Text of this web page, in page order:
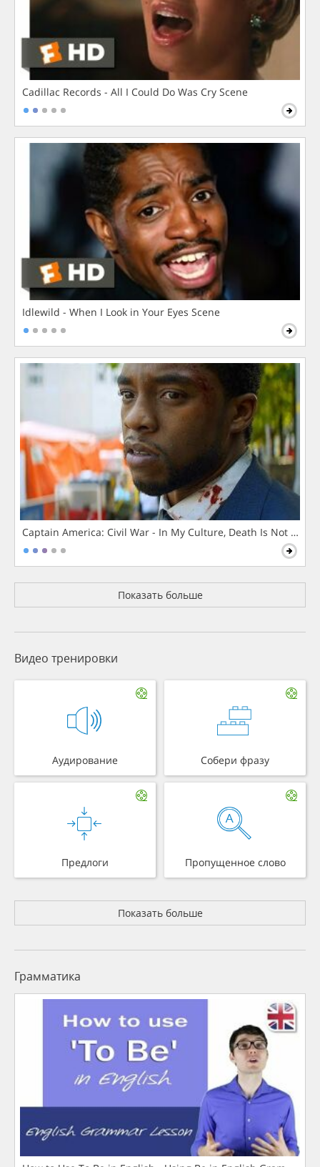
Cadillac Records - All I Could Do Was Cry Scene
Idlewild - When I Look in Your Eyes Scene
Captain America: Civil War - In My Culture, Death Is Not The
Показать больше
Видео тренировки
Аудирование Собери фразу
Предлоги Пропущенное слово
Показать больше
Грамматика